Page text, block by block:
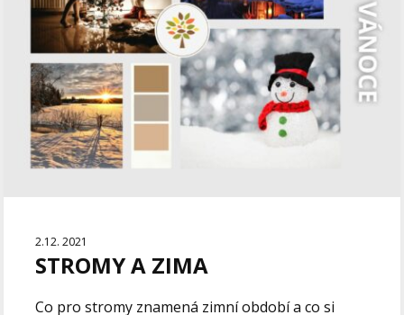
2.12. 2021
STROMY A ZIMA
Co pro stromy znamená zimní období a co si